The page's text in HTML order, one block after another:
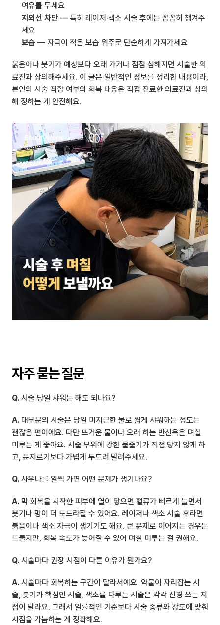
여유를 두세요
자외선 차단 — 특히 레이저·색소 시술 후에는 꼼꼼히 챙겨주
세요
보습 — 자극이 적은 보습 위주로 단순하게 가져가세요
붉음이나 붓기가 예상보다 오래 가거나 점점 심해지면 시술한 의
료진과 상의해주세요. 이 글은 일반적인 정보를 정리한 내용이라,
본인의 시술 적합 여부와 회복 대응은 직접 진료한 의료진과 상의
해 정하는 게 안전해요.
자주 묻는 질문
Q. 시술 당일 샤워는 해도 되나요?
A. 대부분의 시술은 당일 미지근한 물로 짧게 샤워하는 정도는
괜찮은 편이에요. 다만 뜨거운 물이나 오래 하는 반신욕은 며칠
미루는 게 좋아요. 시술 부위에 강한 물줄기가 직접 닿지 않게 하
고, 문지르기보다 가볍게 두드려 말려주세요.
Q. 사우나를 일찍 가면 어떤 문제가 생기나요?
A. 막 회복을 시작한 피부에 열이 닿으면 혈류가 빠르게 늘면서
붓기나 멍이 더 도드라질 수 있어요. 레이저나 색소 시술 후라면
붉음이나 색소 자극이 생기기도 해요. 큰 문제로 이어지는 경우는
드물지만, 회복 속도가 늦어질 수 있어 며칠 미루는 걸 권해요.
Q. 시술마다 권장 시점이 다른 이유가 뭔가요?
A. 시술마다 회복하는 구간이 달라서예요. 약물이 자리잡는 시
술, 붓기가 핵심인 시술, 색소를 다루는 시술은 각각 신경 쓰는 지
점이 달라요. 그래서 일률적인 기준보다 시술 종류와 강도에 맞춰
시점을 가늠하는 게 정확해요.